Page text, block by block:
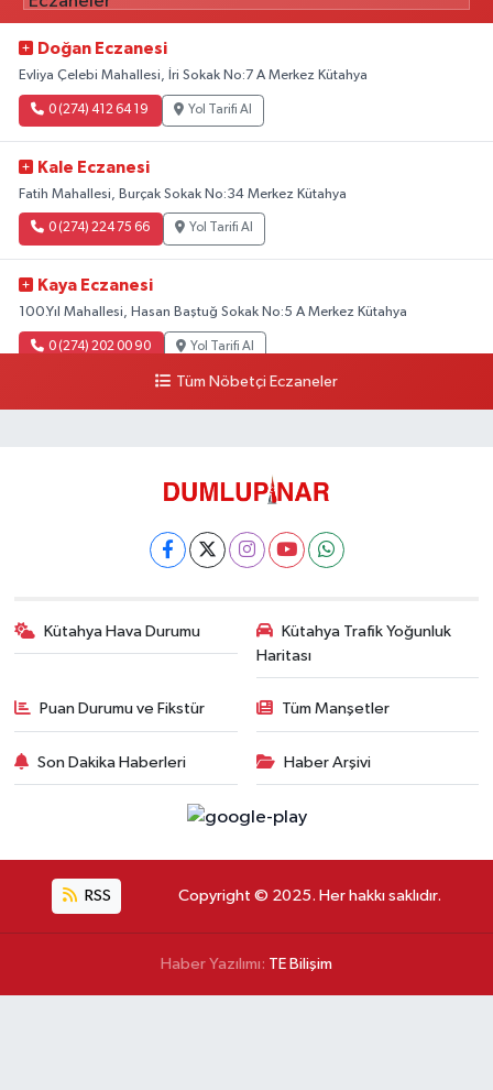
Doğan Eczanesi
Evliya Çelebi Mahallesi, İri Sokak No:7 A Merkez Kütahya
0 (274) 412 64 19 Yol Tarifi Al
Kale Eczanesi
Fatih Mahallesi, Burçak Sokak No:34 Merkez Kütahya
0 (274) 224 75 66 Yol Tarifi Al
Kaya Eczanesi
100.Yıl Mahallesi, Hasan Baştuğ Sokak No:5 A Merkez Kütahya
0 (274) 202 00 90 Yol Tarifi Al
Tüm Nöbetçi Eczaneler
Kütahya Hava Durumu
Kütahya Trafik Yoğunluk
Haritası
Puan Durumu ve Fikstür Tüm Manşetler
Son Dakika Haberleri Haber Arşivi
RSS Copyright © 2025. Her hakkı saklıdır.
Haber Yazılımı: TE Bilişim